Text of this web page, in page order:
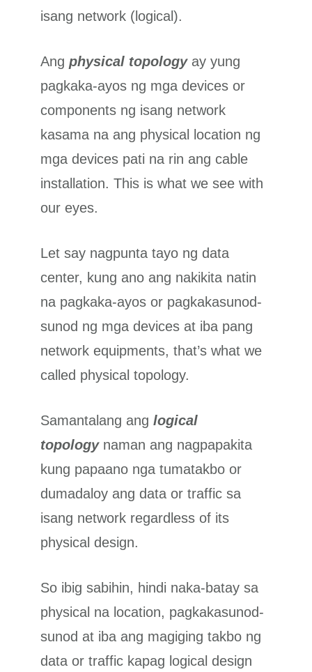
isang network (logical).
Angphysical topologyay yung
pagkaka-ayos ng mga devices or
components ng isang network
kasama na ang physical location ng
mga devices pati na rin ang cable
installation. This is what we see with
our eyes.
Let say nagpunta tayo ng data
center, kung ano ang nakikita natin
na pagkaka-ayos or pagkakasunod-
sunod ng mga devices at iba pang
network equipments, that’s what we
called physical topology.
Samantalang anglogical
topologynaman ang nagpapakita
kung papaano nga tumatakbo or
dumadaloy ang data or traffic sa
isang network regardless of its
physical design.
So ibig sabihin, hindi naka-batay sa
physical na location, pagkakasunod-
sunod at iba ang magiging takbo ng
data or traffic kapag logical design